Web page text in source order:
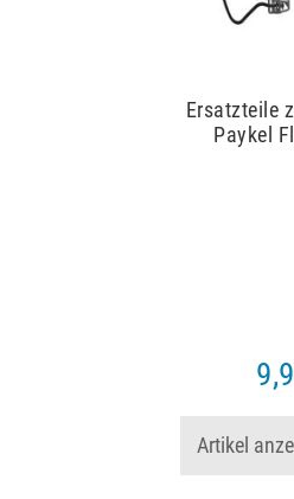
Ersatzteile
Paykel
Artikel